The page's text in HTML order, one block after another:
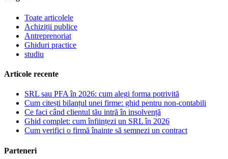
Toate articolele
Achiziții publice
Antreprenoriat
Ghiduri practice
studiu
Articole recente
SRL sau PFA în 2026: cum alegi forma potrivită
Cum citești bilanțul unei firme: ghid pentru non-contabili
Ce faci când clientul tău intră în insolvență
Ghid complet: cum înființezi un SRL în 2026
Cum verifici o firmă înainte să semnezi un contract
Parteneri